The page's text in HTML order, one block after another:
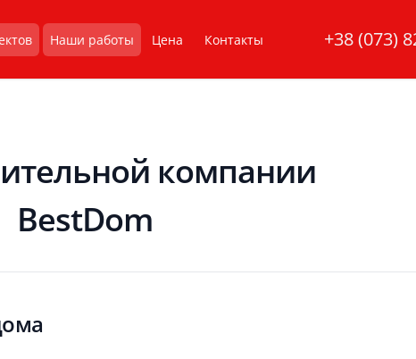
Наши работы Цена Контакты +38 (073)
компании
BestDom